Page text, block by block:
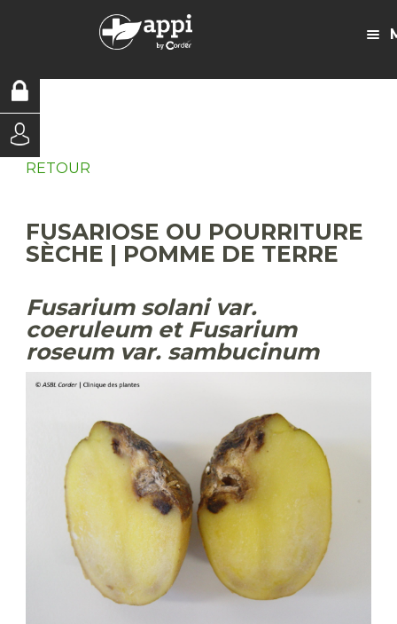
RETOUR
FUSARIOSE OU POURRITURE
SÈCHE | POMME DE TERRE
Fusarium solani var.
coeruleum et Fusarium
roseum var. sambucinum